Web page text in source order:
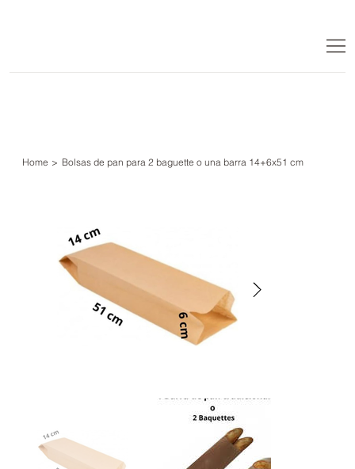
Home > Bolsas de pan para 2 baguette o una barra 14+6x51 cm